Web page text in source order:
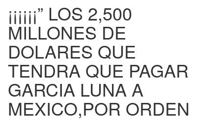
¡¡¡¡¡¡” LOS 2,500
MILLONES DE
DOLARES QUE
TENDRA QUE PAGAR
GARCIA LUNA A
MEXICO,POR ORDEN